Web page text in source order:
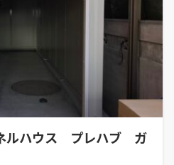
ルハウス プレハブ ガ